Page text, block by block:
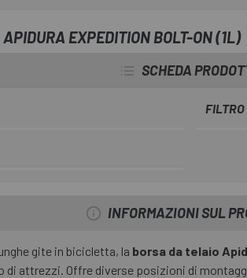
EXPEDITION BOLT-ON (1L)
SCHEDA
INFORMAZIONI SUL
gite in bicicletta, la borsa da telaio
attrezzi. Offre diverse posizioni di